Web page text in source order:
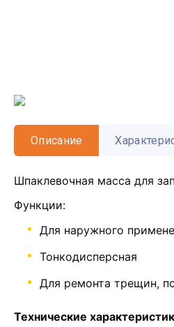
Описание
Шпаклевочная масса для
Функции:
Для наружного
Тонкодисперсная
Для ремонта трещин,
Технические